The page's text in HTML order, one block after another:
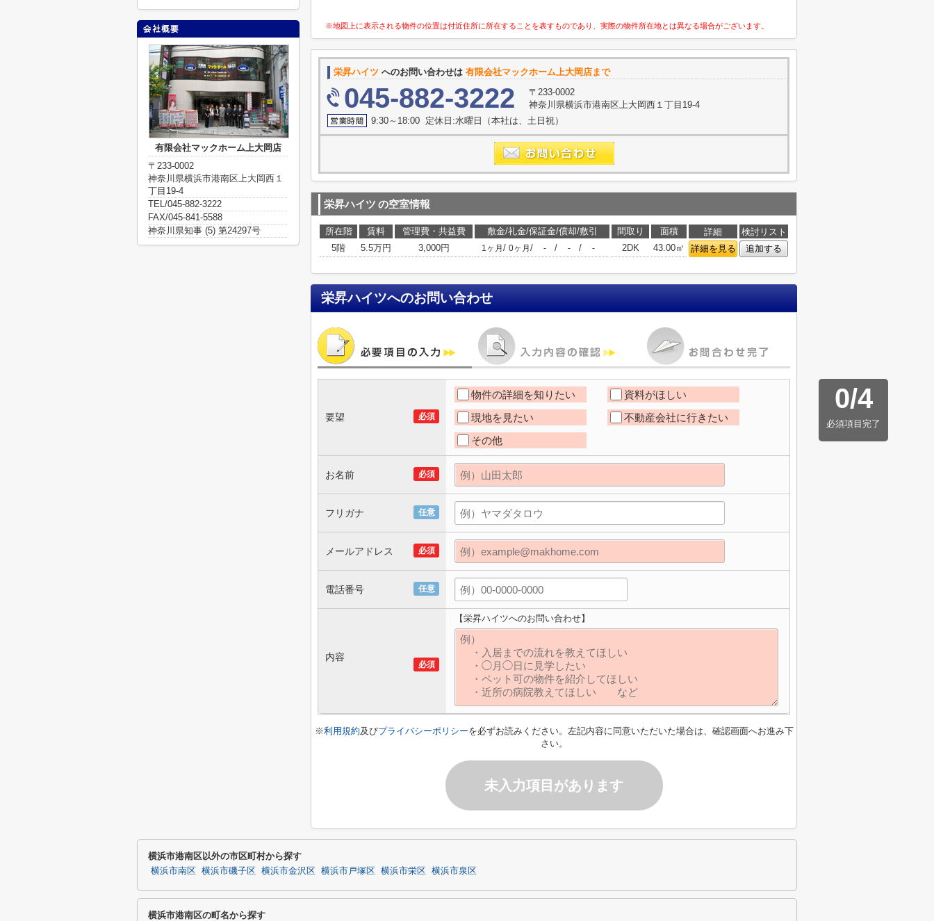
※地図上に表示される物件の位置は付近住所に所在することを表すものであり、実際の物件所在地とは異なる場合がございます。
栄昇ハイツ へのお問い合わせは 有限会社マックホーム上大岡店まで
045-882-3222
〒233-0002
神奈川県横浜市港南区上大岡西１丁目19-4
9:30～18:00 定休日:水曜日（本社は、土日祝）
栄昇ハイツ の空室情報
所在階 賃料 管理費・共益費 敷金/礼金/保証金/償却/敷引 間取り 面積 詳細
検討リスト
5階
5.5万円 3,000円 1ヶ月 / 0ヶ月 / - / - / - 2DK 43.00㎡ 詳細を見る 追加する
栄昇ハイツへのお問い合わせ
0/4
必須項目完了
必須
要望
物件の詳細を知りたい
資料がほしい
現地を見たい
不動産会社に行きたい
その他
必須
お名前
任意
フリガナ
必須
メールアドレス
任意
電話番号
必須
内容
【栄昇ハイツへのお問い合わせ】
※利用規約及びプライバシーポリシーを必ずお読みください。左記内容に同意いただいた場合は、確認画面へお進み下
さい。
未入力項目があります
有限会社マックホーム上大岡店
〒233-0002
神奈川県横浜市港南区上大岡西１
丁目19-4
TEL/045-882-3222
FAX/045-841-5588
神奈川県知事 (5) 第24297号
横浜市港南区以外の市区町村から探す
横浜市南区 横浜市磯子区 横浜市金沢区 横浜市戸塚区 横浜市栄区 横浜市泉区
横浜市港南区の町名から探す